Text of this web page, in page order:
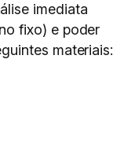
imediata
fixo) e poder
materiais: